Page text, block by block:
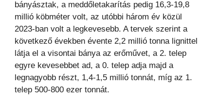
bányásztak, a meddőletakarítás pedig 16,3-19,8
millió köbméter volt, az utóbbi három év közül
2023-ban volt a legkevesebb. A tervek szerint a
következő években évente 2,2 millió tonna lignittel
látja el a visontai bánya az erőművet, a 2. telep
egyre kevesebbet ad, a 0. telep adja majd a
legnagyobb részt, 1,4-1,5 millió tonnát, míg az 1.
telep 500-800 ezer tonnát.